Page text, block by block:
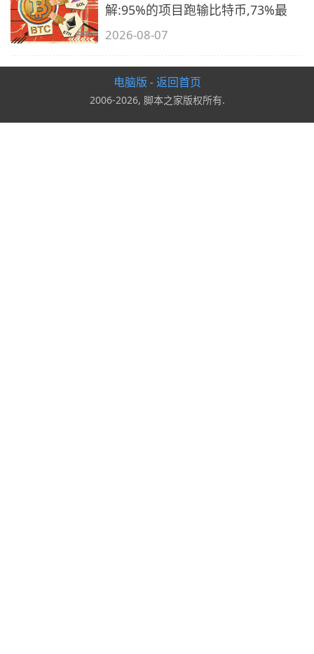
解:95%的项目跑输比特币,73%最
2026-08-07
电脑版 - 返回首页
2006-2026, 脚本之家版权所有.